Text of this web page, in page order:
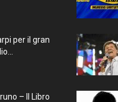
per il gran
– Il Libro